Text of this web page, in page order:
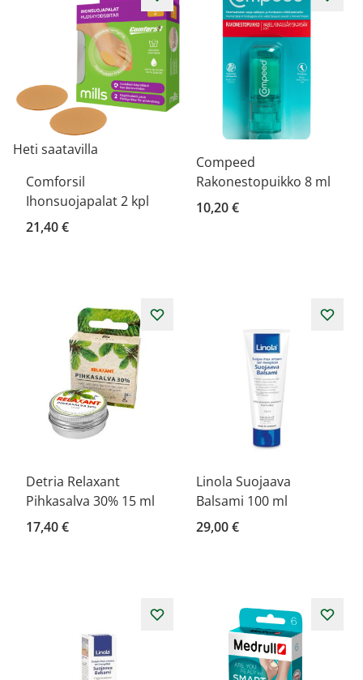
Heti saatavilla
Comforsil
Ihonsuojapalat 2 kpl
21,40 €
Compeed
Rakonestopuikko 8 ml
10,20 €
Detria Relaxant
Pihkasalva 30% 15 ml
17,40 €
Linola Suojaava
Balsami 100 ml
29,00 €